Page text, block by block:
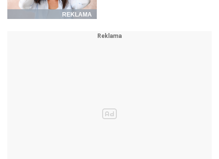
REKLAMA